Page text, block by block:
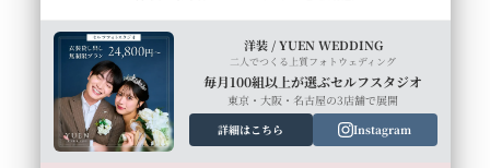
洋装 / YUEN WEDDING
二人でつくる上質フォトウェディング
毎月100組以上が選ぶセルフスタジオ
東京・大阪・名古屋の3店舗で展開
詳細はこちら
Instagram